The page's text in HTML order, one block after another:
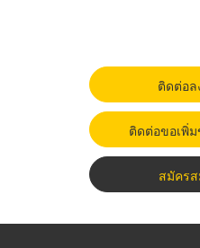
ติดต่อ
ติดต่อขอเพิ่
สมัคร